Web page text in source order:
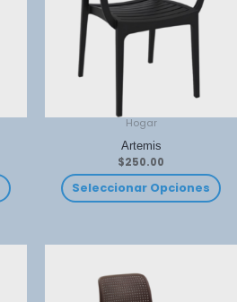
Hogar
Artemis
$250.00
Seleccionar Opciones